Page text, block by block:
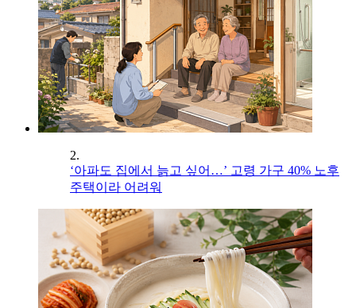
2.
‘아파도 집에서 늙고 싶어…’ 고령 가구 40% 노후
주택이라 어려워